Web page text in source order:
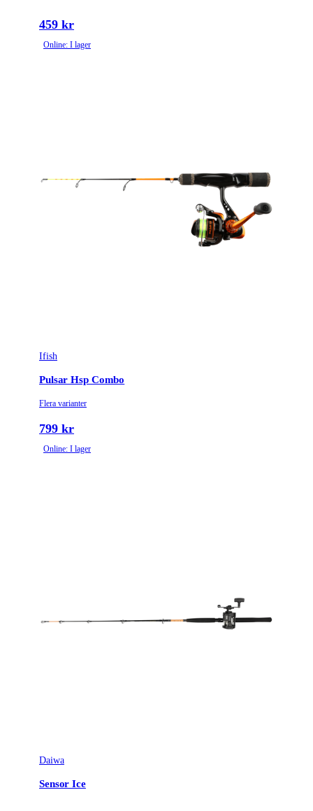
459 kr
Online: I lager
Ifish
Pulsar Hsp Combo
Flera varianter
799 kr
Online: I lager
Daiwa
Sensor Ice